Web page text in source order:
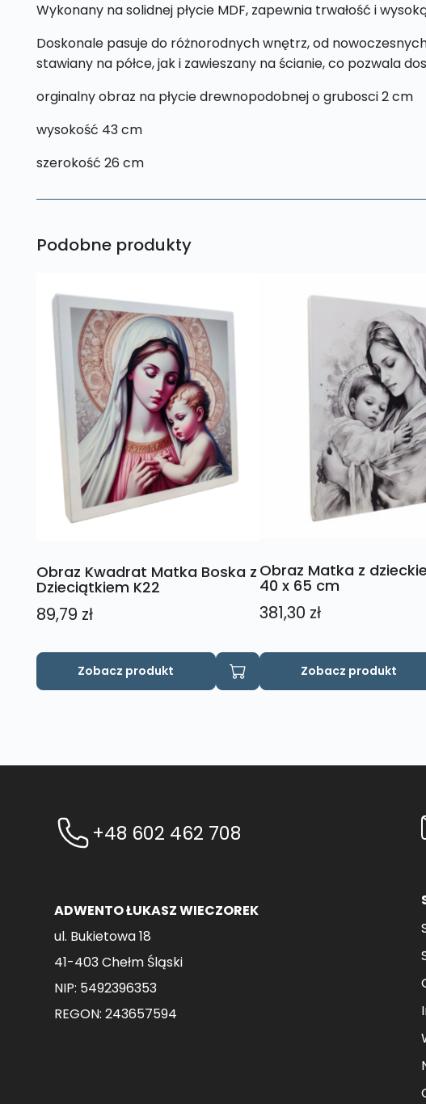
Wykonany na solidnej płycie MDF, zapewnia trwałość i
Doskonale pasuje do różnorodnych wnętrz, od
stawiany na półce, jak i zawieszany na ścianie, co pozwala
orginalny obraz na płycie drewnopodobnej o grubosci 2 cm
wysokość 43 cm
szerokość 26 cm
Podobne produkty
Obraz Kwadrat Matka Boska z
Dzieciątkiem K22
89,79 zł
Zobacz produkt
Obraz Matka z
40 x 65 cm
381,30 zł
Zobacz produkt
+48 602 462 708
ADWENTO ŁUKASZ WIECZOREK
ul. Bukietowa 18
41-403 Chełm Śląski
NIP: 5492396353
REGON: 243657594